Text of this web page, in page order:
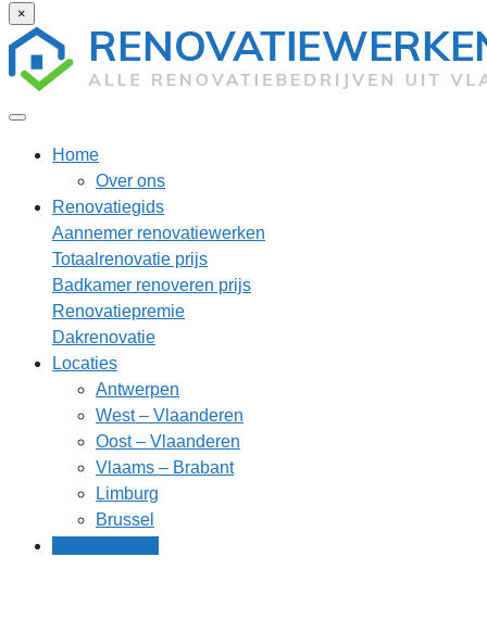
×
Home
Over ons
Renovatiegids
Aannemer renovatiewerken
Totaalrenovatie prijs
Badkamer renoveren prijs
Renovatiepremie
Dakrenovatie
Locaties
Antwerpen
West – Vlaanderen
Oost – Vlaanderen
Vlaams – Brabant
Limburg
Brussel